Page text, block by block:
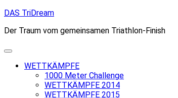
Skip
content
DAS TriDream
Der Traum vom gemeinsamen Triathlon-Finish
WETTKÄMPFE
1000 Meter Challenge
WETTKÄMPFE 2014
WETTKÄMPFE 2015